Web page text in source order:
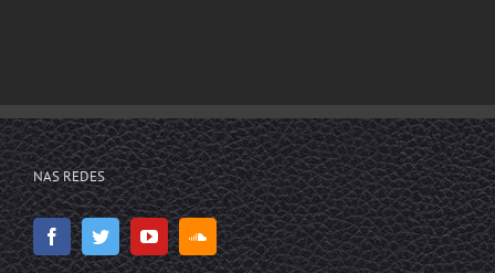
NAS REDES